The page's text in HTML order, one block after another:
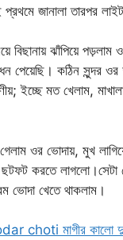
জানালা তারপর
বিছানায় ঝাঁপিয়ে
ধন পেয়েছি। কঠিন সুন্দর
ইচ্ছে মত খেলাম,
ওর ভোদায়, মুখ
ছটফট করতে
ভোদা খেতে থাকলাম।
choti মাগীর কালো